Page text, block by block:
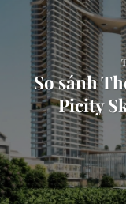
So sánh
Picity